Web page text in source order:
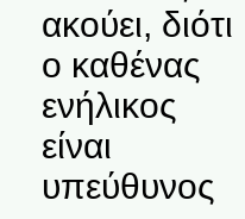
ακούει, διότι
ο καθένας
ενήλικος
είναι
υπεύθυνος